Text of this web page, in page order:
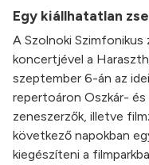
Egy kiállhatatlan
A Szolnoki Szimfonikus
koncertjével a
szeptember 6-án az
repertoáron Oszkár-
zeneszerzők, illetve
következő napokban
kiegészíteni a